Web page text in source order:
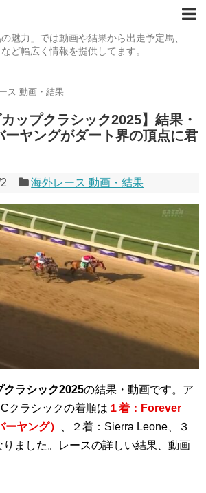
魅力」では動画や結果から出走予定馬、
ど幅広く情報を提供してます。
ス 動画・結果
カップクラシック2025】結果・
ーヤングがダート界の頂点に君
海外レース 動画・結果
クラシック2025の結果・動画です。ア
クラシックの着順は １着：Forever
ヤング）
、２着：Sierra Leone、３
ました。レースの詳しい結果、動画